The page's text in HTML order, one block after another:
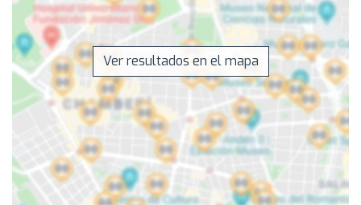
Ver resultados en el mapa